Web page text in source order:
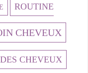
ROUTINE
CHEVEUX
CHEVEUX